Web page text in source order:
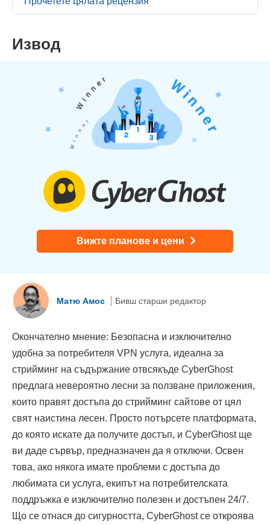
Извод
Вижте планове и цени
Матю Амос Бивш старши редактор
Окончателно мнение: Безопасна и изключително
удобна за потребителя VPN услуга, идеална за
стрийминг на съдържание отвсякъде CyberGhost
предлага невероятно лесни за ползване приложения,
които правят достъпа до стрийминг сайтове от цял
свят наистина лесен. Просто потърсете платформата,
до която искате да получите достъп, и CyberGhost ще
ви даде сървър, предназначен да я отключи. Освен
това, ако някога имате проблеми с достъпа до
любимата си услуга, екипът на потребителската
поддръжка е изключително полезен и достъпен 24/7.
Що се отнася до сигурността, CyberGhost се откроява